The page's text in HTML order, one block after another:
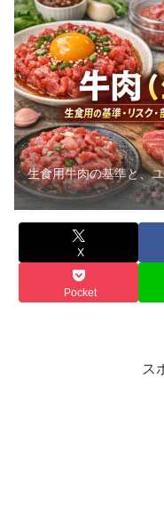
生食用牛肉の基準と、
X
Pocket
ス